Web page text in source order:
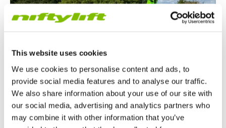
This website uses cookies
We use cookies to personalise content and ads, to
provide social media features and to analyse our traffic.
We also share information about your use of our site with
our social media, advertising and analytics partners who
may combine it with other information that you’ve
Articles Nifty